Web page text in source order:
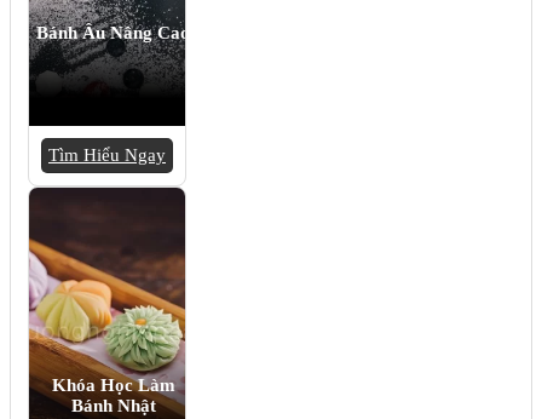
Bánh Âu Nâng Cao
Tìm Hiểu Ngay
Khóa Học Làm
Bánh Nhật